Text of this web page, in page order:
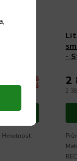
Momentálně
nedostupné
Hmotnost :
-
2
2